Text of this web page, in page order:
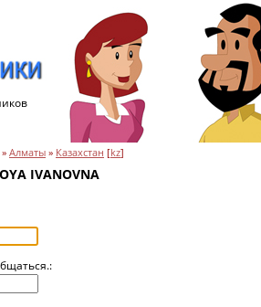
» Алматы » Казахстан [kz]
IVANOVNA